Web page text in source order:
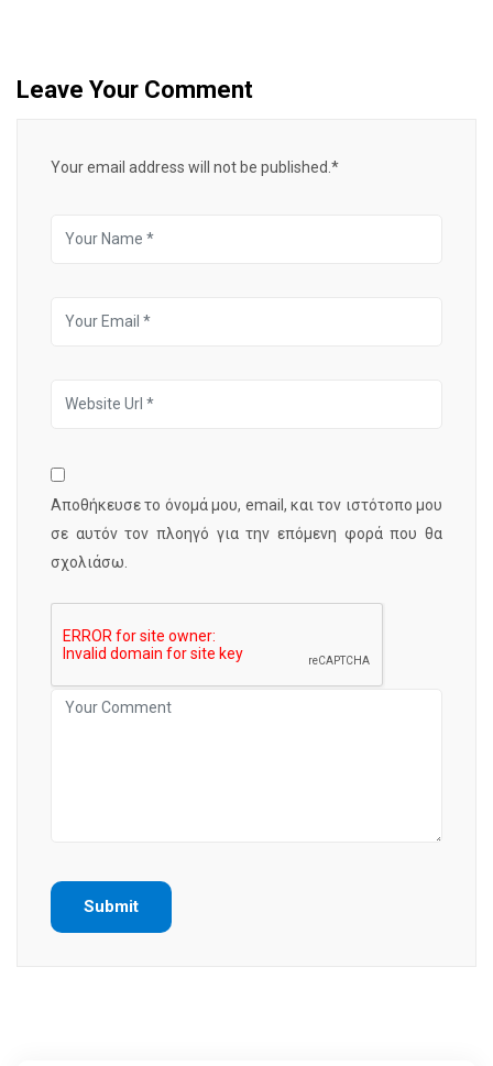
Leave Your Comment
Your email address will not be published.*
Αποθήκευσε το όνομά μου, email, και τον ιστότοπο μου
σε αυτόν τον πλοηγό για την επόμενη φορά που θα
σχολιάσω.